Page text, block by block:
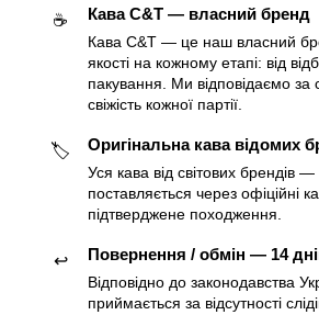
☕️ Кава C&T — власний бренд
Кава C&T — це наш власний
якості на кожному етапі: від
пакування. Ми відповідаємо за
свіжість кожної партії.
🏷 Оригінальна кава відомих
Уся кава від світових брендів
поставляється через офіційні
підтверджене походження.
↩️ Повернення / обмін — 14
Відповідно до законодавства
приймається за відсутності